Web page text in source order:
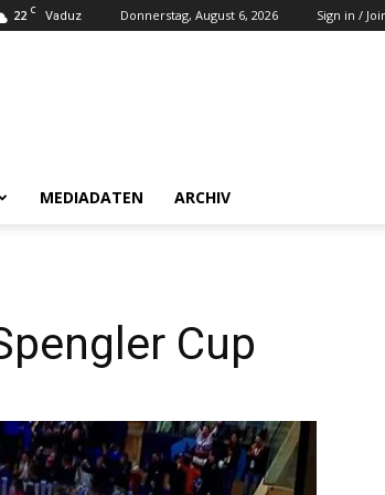
22 C Vaduz Donnerstag, August 6, 2026 Sign in /
MEDIADATEN ARCHIV
Cup